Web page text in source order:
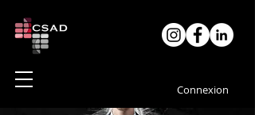
Connexion